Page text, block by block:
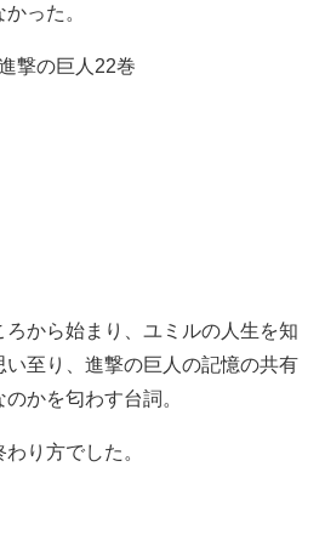
った。
撃の巨人22巻
から始まり、ユミルの人生を知
い至り、進撃の巨人の記憶の共有
かを匂わす台詞。
り方でした。